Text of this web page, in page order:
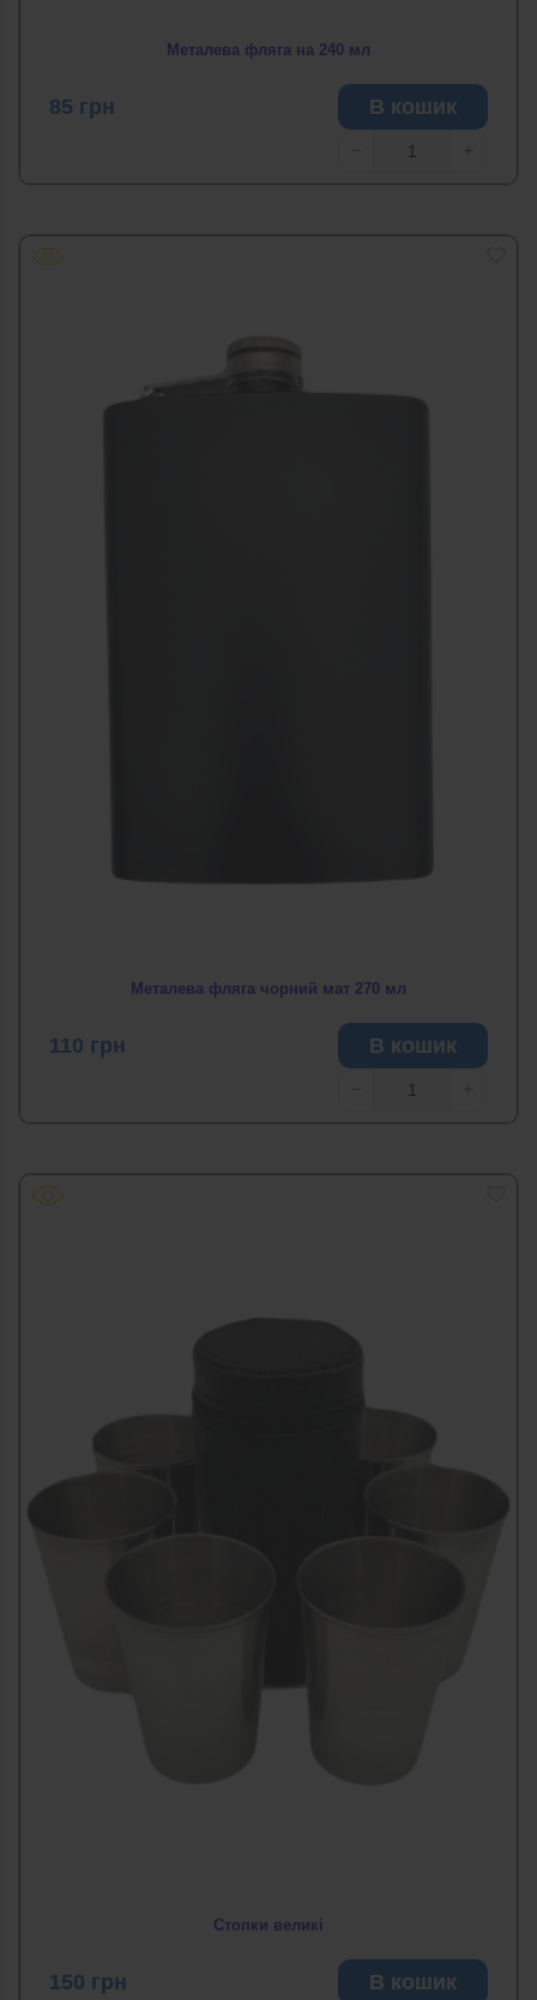
Металева фляга на 240 мл
85 грн В кошик
Металева фляга чорний мат 270 мл
110 грн В кошик
Стопки великі
150 грн В кошик